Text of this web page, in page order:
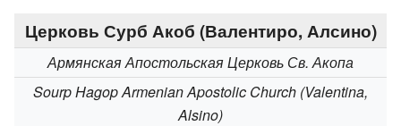
Церковь Сурб Акоб (Валентиро, Алсино)
Армянская Апостольская Церковь Св. Акопа
Sourp Hagop Armenian Apostolic Church (Valentina,
Alsino)